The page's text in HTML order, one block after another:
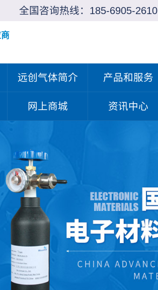
全国咨询热线： 185-6905-2610
远创气体简介 产品和服务
网上商城 资讯中心